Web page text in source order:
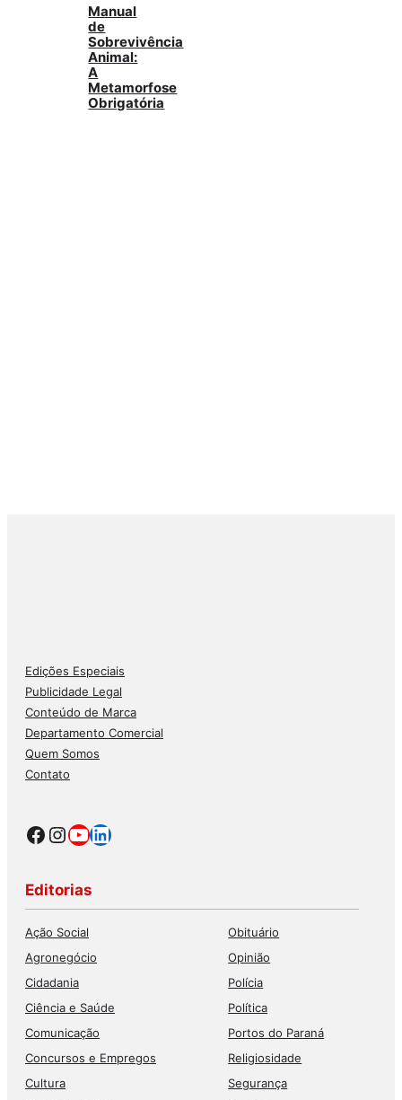
Manual
de
Sobrevivência
Animal:
A
Metamorfose
Obrigatória
Edições Especiais
Publicidade Legal
Conteúdo de Marca
Departamento Comercial
Quem Somos
Contato
Facebook
Instagram
Youtube
LinkedIn
Editorias
Ação Social
Agronegócio
Cidadania
Ciência e Saúde
Comunicação
Concursos e Empregos
Cultura
Obituário
Opinião
Polícia
Política
Portos do Paraná
Religiosidade
Segurança